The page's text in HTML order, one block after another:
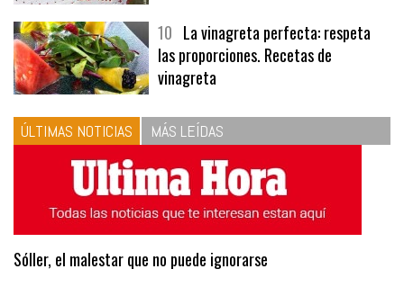
10 La vinagreta perfecta: respeta
las proporciones. Recetas de
vinagreta
ÚLTIMAS NOTICIAS MÁS LEÍDAS
Sóller, el malestar que no puede ignorarse